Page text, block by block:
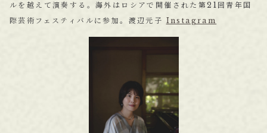
ルを越えて演奏する。海外はロシアで開催された第21回青年国
際芸術フェスティバルに参加。渡辺元子 Instagram